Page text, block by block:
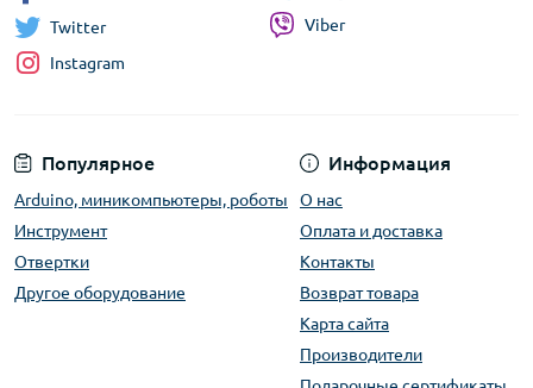
Популярное
Arduino, миникомпьютеры, роботы
Инструмент
Отвертки
Другое оборудование
Информация
О нас
Оплата и доставка
Контакты
Возврат товара
Карта сайта
Производители
Twitter
Instagram
Viber